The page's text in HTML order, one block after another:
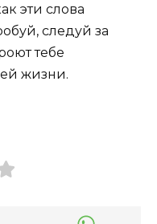
эти слова
следуй за
тебе
жизни.